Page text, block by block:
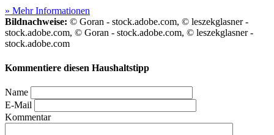
» Mehr Informationen
Bildnachweise: © Goran - stock.adobe.com, © leszekglasner -
stock.adobe.com, © Goran - stock.adobe.com, © leszekglasner -
stock.adobe.com
Kommentiere diesen Haushaltstipp
Name
E-Mail
Kommentar